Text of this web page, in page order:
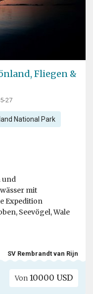
Fliegen &
27
National Park
und
mit
Expedition
Seevögel, Wale
SV Rembrandt van Rijn
Von 10000 USD